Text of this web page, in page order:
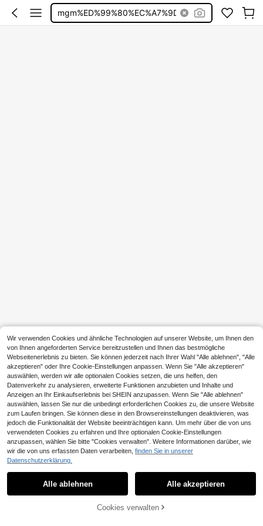
Wir verwenden Cookies und ähnliche Technologien auf unserer Website, um Ihnen den
von Ihnen angeforderten Service bereitzustellen und Ihnen das bestmögliche
Webseitenerlebnis zu bieten. Sie können jederzeit nach Ihrer Wahl "Alle ablehnen", "Alle
akzeptieren" oder Ihre Cookie-Einstellungen anpassen. Wenn Sie "Alle akzeptieren"
auswählen, werden wir alle optionalen Cookies setzen, die uns helfen, den
Datenverkehr zu analysieren, erweiterte Funktionen anzubieten und Inhalte und
Anzeigen an Ihr Einkaufserlebnis bei SHEIN anzupassen. Wenn Sie "Alle ablehnen"
auswählen, lassen Sie nur die unbedingt erforderlichen Cookies zu, die unsere Website
zum Laufen bringen. Sie können diese in den Browsereinstellungen deaktivieren, was
jedoch die Funktionalität der Website beeinträchtigen kann. Um mehr über die von uns
verwendeten Cookies zu erfahren und Ihre optionalen Cookie-Einstellungen
anzupassen, wählen Sie bitte "Cookies verwalten". Weitere Informationen darüber, wie
wir die von uns erfassten Daten verarbeiten, finden Sie in unserer
Datenschutzerklärung.
Alle ablehnen Alle akzeptieren
Cookies verwalten